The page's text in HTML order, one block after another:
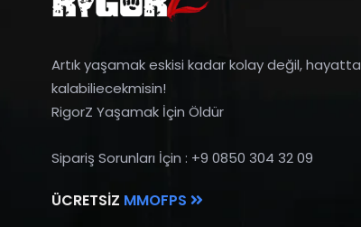
Artık yaşamak eskisi kadar kolay değil, hayatta
kalabiliecekmisin!
RigorZ Yaşamak İçin Öldür
Sipariş Sorunları İçin : +9 0850 304 32 09
ÜCRETSIZ MMOFPS